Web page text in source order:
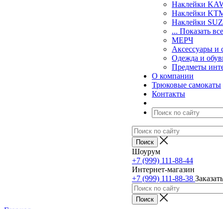
Наклейки
Наклейки
Наклейки
... Показать все
МЕРЧ
Аксессуары и
Одежда и
Предметы
О компании
Трюковые самокаты
Контакты
Шоурум
+7 (999) 111-88-44
Интернет-магазин
+7 (999) 111-88-38